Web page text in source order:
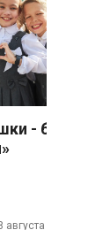
- без
августа 2026